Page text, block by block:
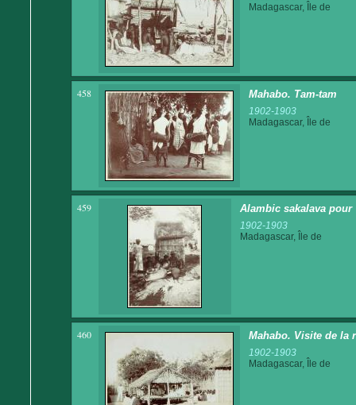
Madagascar, Île de
458 Mahabo. Tam-tam
1902-1903
Madagascar, Île de
459 Alambic sakalava pour
1902-1903
Madagascar, Île de
460 Mahabo. Visite de la
1902-1903
Madagascar, Île de